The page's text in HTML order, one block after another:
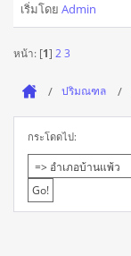
เริ่มโดย Admin
หน้า: [1] 23
ปริมณฑล
กระโดดไป: